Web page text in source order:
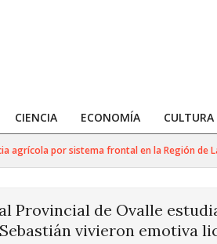
CIENCIA ECONOMÍA CULTURA
por sistema frontal en la Región de La
Provincial de Ovalle
vivieron emotiva